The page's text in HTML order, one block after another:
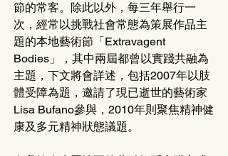
節的常客。除此以外，每三年舉行一
次，經常以挑戰社會常態為策展作品主
題的本地藝術節「Extravagent
Bodies」，其中兩屆都曾以實踐共融為
主題，下文將會詳述，包括2007年以肢
體受障為題，邀請了現已逝世的藝術家
Lisa Bufano參與，2010年則聚焦精神健
康及多元精神狀態議題。